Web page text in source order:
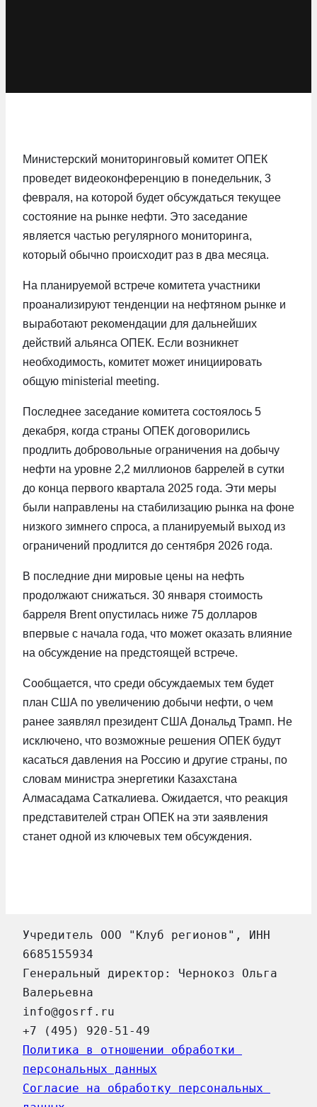
Министерский мониторинговый комитет ОПЕК
проведет видеоконференцию в понедельник, 3
февраля, на которой будет обсуждаться текущее
состояние на рынке нефти. Это заседание
является частью регулярного мониторинга,
который обычно происходит раз в два месяца.
На планируемой встрече комитета участники
проанализируют тенденции на нефтяном рынке и
выработают рекомендации для дальнейших
действий альянса ОПЕК. Если возникнет
необходимость, комитет может инициировать
общую ministerial meeting.
Последнее заседание комитета состоялось 5
декабря, когда страны ОПЕК договорились
продлить добровольные ограничения на добычу
нефти на уровне 2,2 миллионов баррелей в сутки
до конца первого квартала 2025 года. Эти меры
были направлены на стабилизацию рынка на фоне
низкого зимнего спроса, а планируемый выход из
ограничений продлится до сентября 2026 года.
В последние дни мировые цены на нефть
продолжают снижаться. 30 января стоимость
барреля Brent опустилась ниже 75 долларов
впервые с начала года, что может оказать влияние
на обсуждение на предстоящей встрече.
Сообщается, что среди обсуждаемых тем будет
план США по увеличению добычи нефти, о чем
ранее заявлял президент США Дональд Трамп. Не
исключено, что возможные решения ОПЕК будут
касаться давления на Россию и другие страны, по
словам министра энергетики Казахстана
Алмасадама Саткалиева. Ожидается, что реакция
представителей стран ОПЕК на эти заявления
станет одной из ключевых тем обсуждения.
Учредитель ООО "Клуб регионов", ИНН
6685155934
Генеральный директор: Чернокоз Ольга
Валерьевна
info@gosrf.ru
+7 (495) 920-51-49
Политика в отношении обработки
персональных данных
Согласие на обработку персональных